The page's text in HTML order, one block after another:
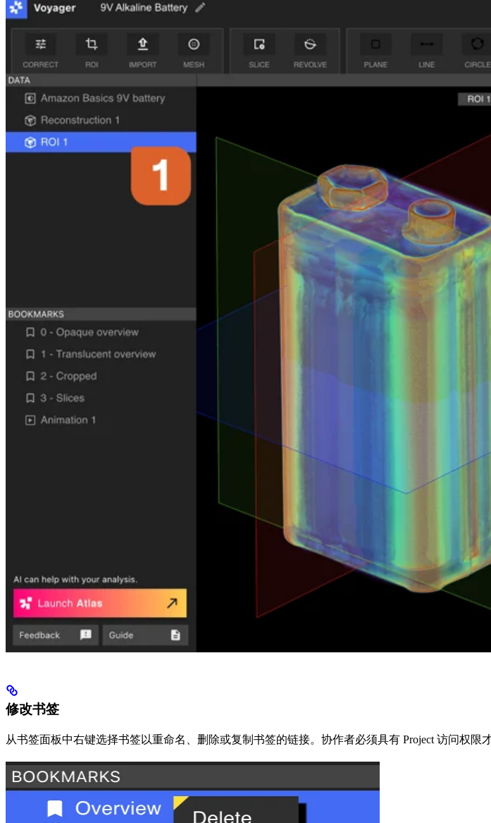
修改书签
从书签面板中右键选择书签以重命名、删除或复制书签的链接。协作者必须具有 Project 访问权限